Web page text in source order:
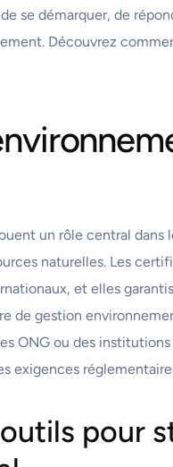
se démarquer, de
Découvrez
un rôle central dans
naturelles. Les
et elles
de gestion
ONG ou des
exigences
pour